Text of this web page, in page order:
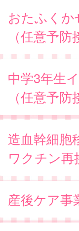
おたふくか
（任意予防
中学3年生
（任意予防
造血幹細胞
ワクチン再
産後ケア事